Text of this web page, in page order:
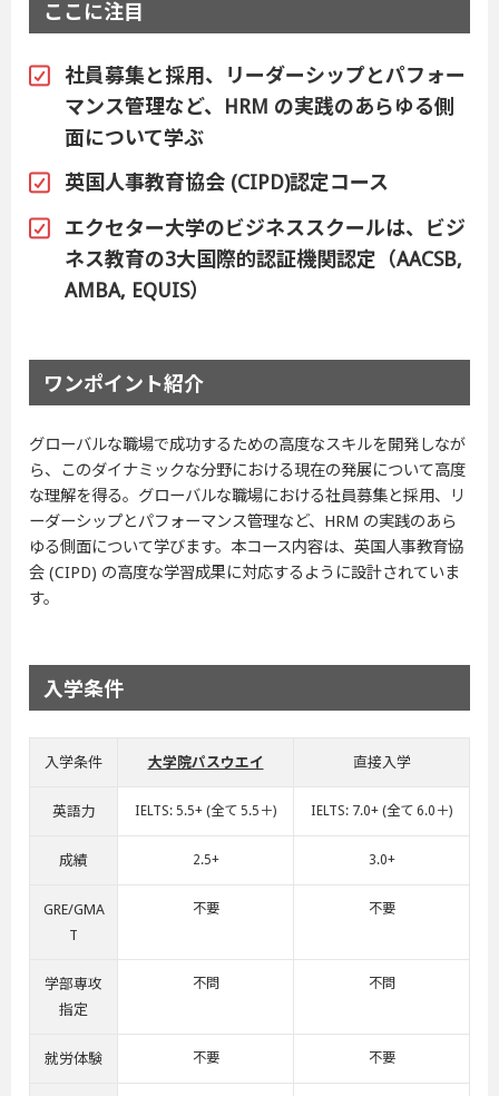
ここに注目
社員募集と採用、リーダーシップとパフォー
マンス管理など、HRM の実践のあらゆる側
面について学ぶ
英国人事教育協会 (CIPD)認定コース
エクセター大学のビジネススクールは、ビジ
ネス教育の3大国際的認証機関認定（AACSB,
AMBA, EQUIS）
ワンポイント紹介
グローバルな職場で成功するための高度なスキルを開発しなが
ら、このダイナミックな分野における現在の発展について高度
な理解を得る。グローバルな職場における社員募集と採用、リ
ーダーシップとパフォーマンス管理など、HRM の実践のあら
ゆる側面について学びます。本コース内容は、英国人事教育協
会 (CIPD) の高度な学習成果に対応するように設計されていま
す。
入学条件
入学条件 大学院パスウエイ 直接入学
英語力 IELTS: 5.5+ (全て 5.5＋) IELTS: 7.0+ (全て 6.0＋)
成績 2.5+ 3.0+
GRE/GMA
T
不要 不要
学部専攻
指定
不問 不問
就労体験 不要 不要